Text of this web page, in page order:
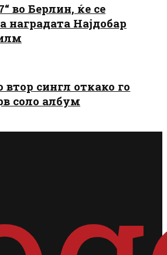
во Берлин, ќе се
наградата Најдобар
втор сингл откако го
соло албум